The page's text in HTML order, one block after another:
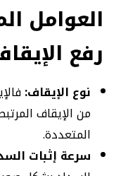
العوامل
رفع
نوع الإيقاف:
من الإيقاف
المتعددة.
سرعة إثبات